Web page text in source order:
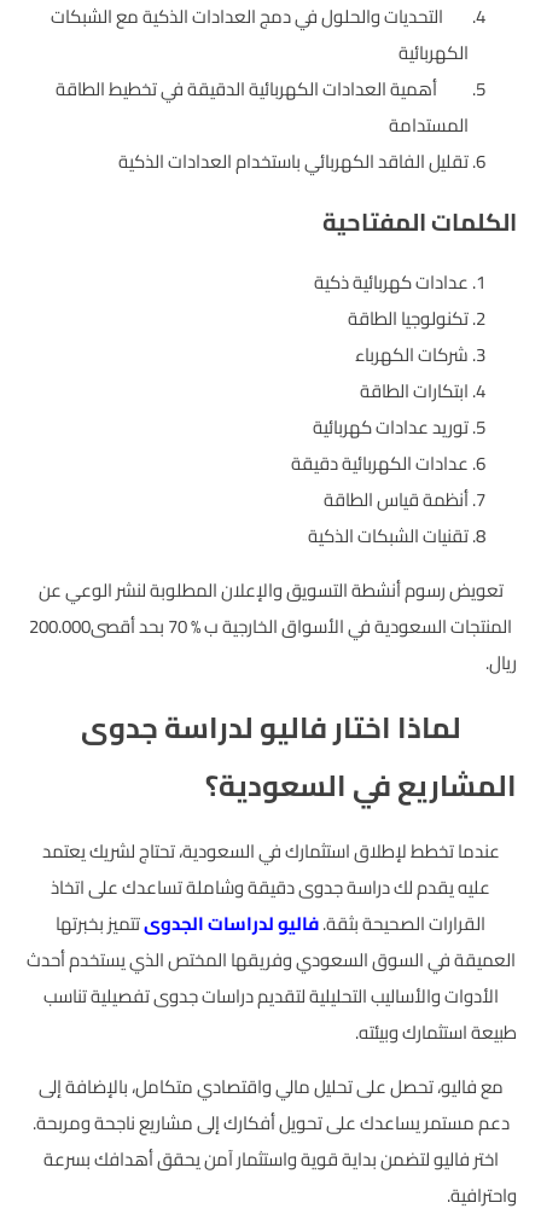
التحديات والحلول في دمج العدادات الذكية مع الشبكات
الكهربائية
أهمية العدادات الكهربائية الدقيقة في تخطيط الطاقة
المستدامة
تقليل الفاقد الكهربائي باستخدام العدادات الذكية
الكلمات المفتاحية
عدادات كهربائية ذكية
تكنولوجيا الطاقة
شركات الكهرباء
ابتكارات الطاقة
توريد عدادات كهربائية
عدادات الكهربائية دقيقة
أنظمة قياس الطاقة
تقنيات الشبكات الذكية
تعويض رسوم أنشطة التسويق والإعلان المطلوبة لنشر الوعي عن
المنتجات السعودية في الأسواق الخارجية ب % 70 بحد أقصى200.000
ريال.
لماذا اختار فاليو لدراسة جدوى
المشاريع في السعودية؟
عندما تخطط لإطلاق استثمارك في السعودية، تحتاج لشريك يعتمد
عليه يقدم لك دراسة جدوى دقيقة وشاملة تساعدك على اتخاذ
القرارات الصحيحة بثقة.فاليو لدراسات الجدوىتتميز بخبرتها
العميقة في السوق السعودي وفريقها المختص الذي يستخدم أحدث
الأدوات والأساليب التحليلية لتقديم دراسات جدوى تفصيلية تناسب
طبيعة استثمارك وبيئته.
مع فاليو، تحصل على تحليل مالي واقتصادي متكامل، بالإضافة إلى
دعم مستمر يساعدك على تحويل أفكارك إلى مشاريع ناجحة ومربحة.
اختر فاليو لتضمن بداية قوية واستثمار آمن يحقق أهدافك بسرعة
واحترافية.